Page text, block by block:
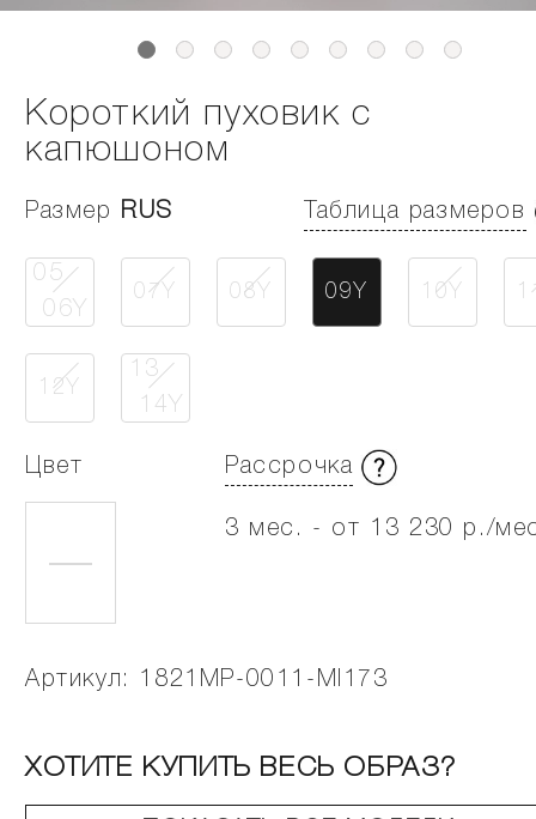
Короткий пуховик с
капюшоном
Размер RUS Таблица размеров
05
06Y
07Y 08Y 09Y 10Y
12Y
13
14Y
Цвет Рассрочка
3 мес. - от 13 230 р./
Артикул: 1821MP-0011-MI173
ХОТИТЕ КУПИТЬ ВЕСЬ ОБРАЗ?